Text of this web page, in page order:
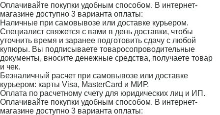
Оплачивайте покупки удобным способом. В интернет-
магазине доступно 3 варианта оплаты:
Наличные при самовывозе или доставке курьером.
Специалист свяжется с вами в день доставки, чтобы
уточнить время и заранее подготовить сдачу с любой
купюры. Вы подписываете товаросопроводительные
документы, вносите денежные средства, получаете товар
и чек.
Безналичный расчет при самовывозе или доставке
курьером: карты Visa, MasterCard и МИР.
Оплата по расчетному счету для юридических лиц и ИП.
Оплачивайте покупки удобным способом. В интернет-
магазине доступно 3 варианта оплаты: